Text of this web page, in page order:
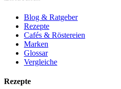
Blog & Ratgeber
Rezepte
Cafés & Röstereien
Marken
Glossar
Vergleiche
Rezepte